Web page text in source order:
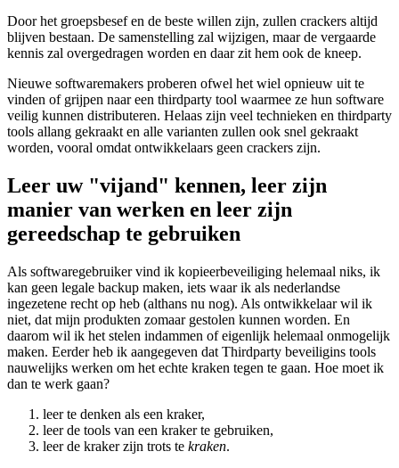
Door het groepsbesef en de beste willen zijn, zullen crackers altijd
blijven bestaan. De samenstelling zal wijzigen, maar de vergaarde
kennis zal overgedragen worden en daar zit hem ook de kneep.
Nieuwe softwaremakers proberen ofwel het wiel opnieuw uit te
vinden of grijpen naar een thirdparty tool waarmee ze hun software
veilig kunnen distributeren. Helaas zijn veel technieken en thirdparty
tools allang gekraakt en alle varianten zullen ook snel gekraakt
worden, vooral omdat ontwikkelaars geen crackers zijn.
Leer uw "vijand" kennen, leer zijn
manier van werken en leer zijn
gereedschap te gebruiken
Als softwaregebruiker vind ik kopieerbeveiliging helemaal niks, ik
kan geen legale backup maken, iets waar ik als nederlandse
ingezetene recht op heb (althans nu nog). Als ontwikkelaar wil ik
niet, dat mijn produkten zomaar gestolen kunnen worden. En
daarom wil ik het stelen indammen of eigenlijk helemaal onmogelijk
maken. Eerder heb ik aangegeven dat Thirdparty beveiligins tools
nauwelijks werken om het echte kraken tegen te gaan. Hoe moet ik
dan te werk gaan?
leer te denken als een kraker,
leer de tools van een kraker te gebruiken,
leer de kraker zijn trots te kraken.